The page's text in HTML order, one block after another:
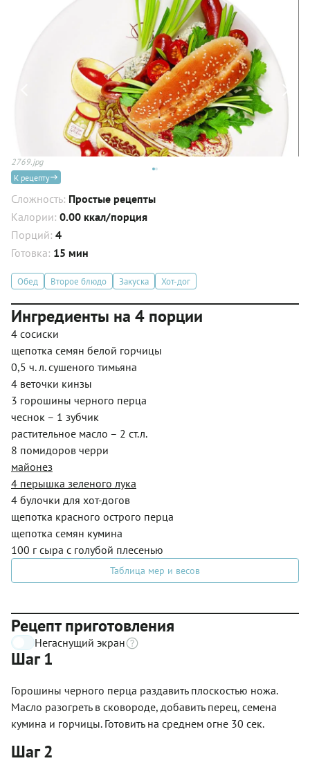
2769.jpg
К рецепту
Сложность: Простые рецепты
Калории: 0.00 ккал/порция
Порций: 4
Готовка: 15 мин
Обед Второе блюдо Закуска Хот-дог
Ингредиенты на 4 порции
4 сосиски
щепотка семян белой горчицы
0,5 ч. л. сушеного тимьяна
4 веточки кинзы
3 горошины черного перца
чеснок – 1 зубчик
растительное масло – 2 ст.л.
8 помидоров черри
майонез
4 перышка зеленого лука
4 булочки для хот-догов
щепотка красного острого перца
щепотка семян кумина
100 г сыра с голубой плесенью
Таблица мер и весов
Рецепт приготовления
Негаснущий экран
Шаг 1
Горошины черного перца раздавить плоскостью ножа.
Масло разогреть в сковороде, добавить перец, семена
кумина и горчицы. Готовить на среднем огне 30 сек.
Шаг 2